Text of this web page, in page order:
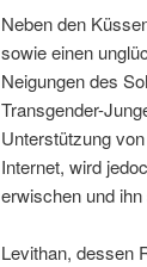
Neben den
sowie einen
Neigungen des
Transgender-
Unterstützung
Internet, wird
erwischen und
Levithan, dessen